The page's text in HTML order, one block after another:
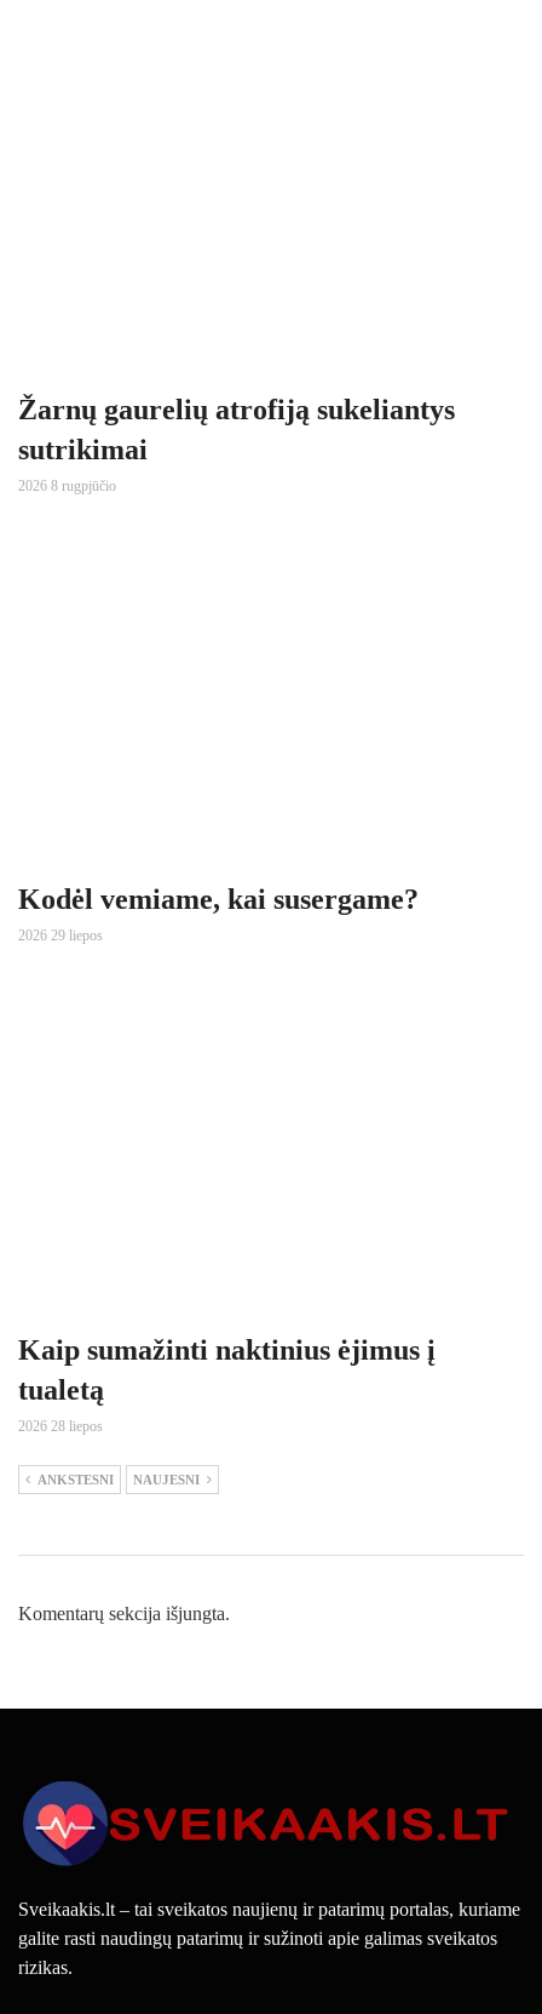
Žarnų gaurelių atrofiją sukeliantys
sutrikimai
2026 8 rugpjūčio
Kodėl vemiame, kai susergame?
2026 29 liepos
Kaip sumažinti naktinius ėjimus į
tualetą
2026 28 liepos
ANKSTESNI NAUJESNI
Komentarų sekcija išjungta.
Sveikaakis.lt – tai sveikatos naujienų ir patarimų portalas, kuriame
galite rasti naudingų patarimų ir sužinoti apie galimas sveikatos
rizikas.